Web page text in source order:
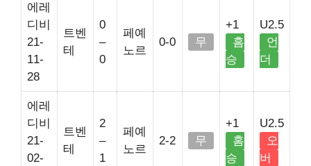
에레
디비
21-
11-
28
트벤
테
0
–
0
페예
노르
0-0 무
+1
홈
승
U2.5
언
더
에레
디비
21-
02-
트벤
테
2
–
1
페예
노르
2-2 무
+1
홈
승
U2.5
오
버